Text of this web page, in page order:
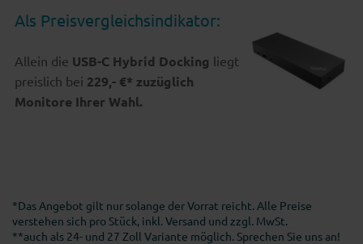
Als Preisvergleichsindikator:
Allein die USB-C Hybrid Docking liegt
preislich bei 229,- €* zuzüglich
Monitore Ihrer Wahl.
*Das Angebot gilt nur solange der Vorrat reicht. Alle Preise
verstehen sich pro Stück, inkl. Versand und zzgl. MwSt.
**auch als 24- und 27 Zoll Variante möglich. Sprechen Sie uns an!